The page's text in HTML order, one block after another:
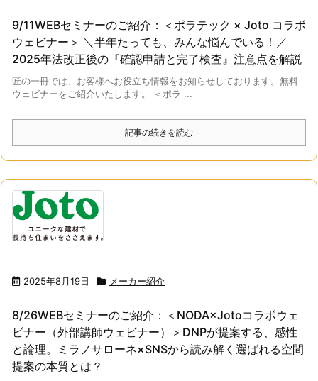
9/11WEBセミナーのご紹介：＜ポラテック × Joto コラボ
ウェビナー＞ ＼半年たっても、みんな悩んでいる！／
2025年法改正後の『確認申請と完了検査』注意点を解説
匠の一冊では、お客様へお役立ち情報をお知らせしております。無料
ウェビナーをご紹介いたします。 ＜ポラ ...
記事の続きを読む
2025年8月19日 メーカー紹介
8/26WEBセミナーのご紹介：＜NODA×Jotoコラボウェ
ビナー（外部講師ウェビナー）＞DNPが提案する、感性
と論理。ミラノサローネ×SNSから読み解く選ばれる空間
提案の本質とは？